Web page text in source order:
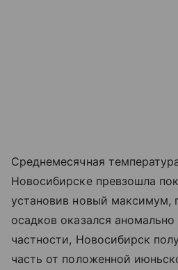
Среднемесячная
Новосибирске превзошла
установив новый максимум,
осадков оказался
частности, Новосибирск
часть от положенной